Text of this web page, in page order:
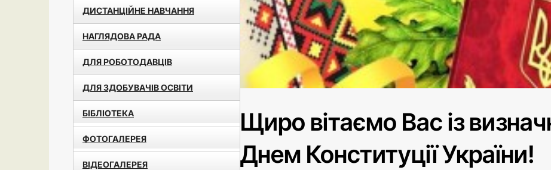
Щиро вітаємо Вас із
Днем Конституції України!
ДИСТАНЦІЙНЕ НАВЧАННЯ
НАГЛЯДОВА РАДА
ДЛЯ РОБОТОДАВЦІВ
ДЛЯ ЗДОБУВАЧІВ ОСВІТИ
БІБЛІОТЕКА
ФОТОГАЛЕРЕЯ
ВІДЕОГАЛЕРЕЯ